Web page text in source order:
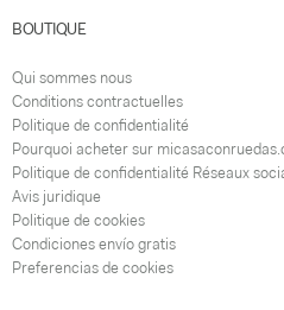
BOUTIQUE
Qui sommes nous
Conditions contractuelles
Politique de confidentialité
Pourquoi acheter sur
Politique de confidentialité Réseaux
Avis juridique
Politique de cookies
Condiciones envío gratis
Preferencias de cookies